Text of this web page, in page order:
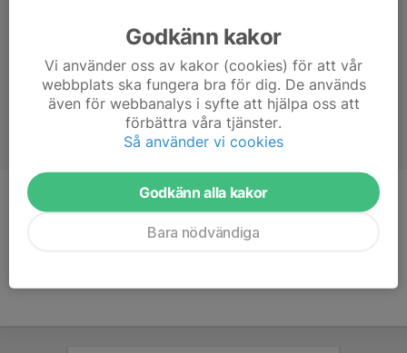
Ålder
Godkänn kakor
Vi använder oss av kakor (cookies) för att vår
webbplats ska fungera bra för dig. De används
även för webbanalys i syfte att hjälpa oss att
förbättra våra tjänster.
Så använder vi cookies
Godkänn alla kakor
Bara nödvändiga